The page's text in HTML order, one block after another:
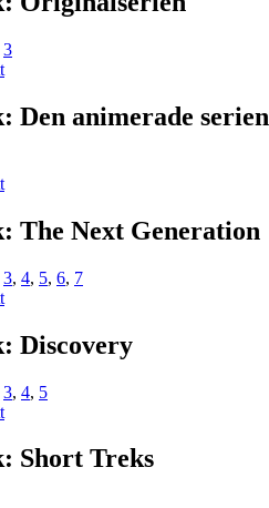
3
Den animerade serien
The Next Generation
3, 4, 5, 6, 7
Discovery
3, 4, 5
Short Treks